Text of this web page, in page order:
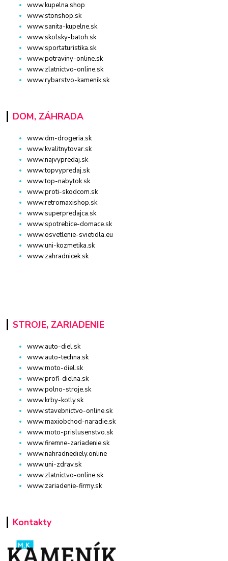
www.kupelna.shop
www.stonshop.sk
www.sanita-kupelne.sk
www.skolsky-batoh.sk
www.sportaturistika.sk
www.potraviny-online.sk
www.zlatnictvo-online.sk
www.rybarstvo-kamenik.sk
DOM, ZÁHRADA
www.dm-drogeria.sk
www.kvalitnytovar.sk
www.najvypredaj.sk
www.topvypredaj.sk
www.top-nabytok.sk
www.proti-skodcom.sk
www.retromaxishop.sk
www.superpredajca.sk
www.spotrebice-domace.sk
www.osvetlenie-svietidla.eu
www.uni-kozmetika.sk
www.zahradnicek.sk
STROJE, ZARIADENIE
www.auto-diel.sk
www.auto-techna.sk
www.moto-diel.sk
www.profi-dielna.sk
www.polno-stroje.sk
www.krby-kotly.sk
www.stavebnictvo-online.sk
www.maxiobchod-naradie.sk
www.moto-prislusenstvo.sk
www.firemne-zariadenie.sk
www.nahradnediely.online
www.uni-zdrav.sk
www.zlatnictvo-online.sk
www.zariadenie-firmy.sk
Kontakty